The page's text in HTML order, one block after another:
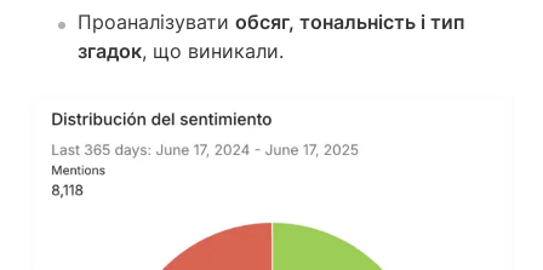
Проаналізувати обсяг, тональність і тип
згадок, що виникали.